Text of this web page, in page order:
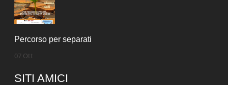
Percorso per separati
07 Ott
SITI AMICI